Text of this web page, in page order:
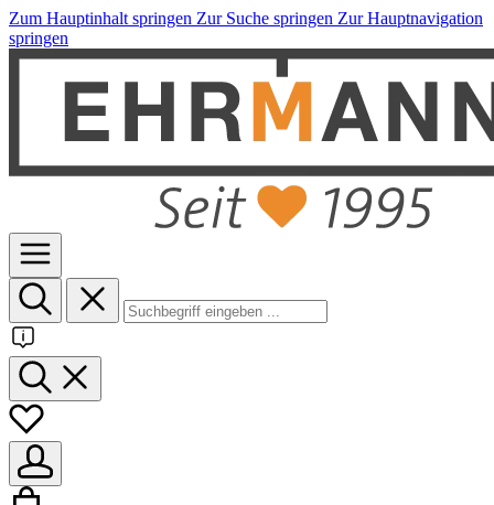
Zum Hauptinhalt springen Zur Suche springen Zur Hauptnavigation
springen